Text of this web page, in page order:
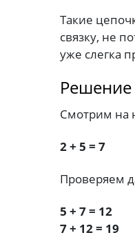
Такие
связку, не
уже слегка
Решение
Смотрим на
2 + 5 = 7
Проверяем
5 + 7 = 12
7 + 12 = 19